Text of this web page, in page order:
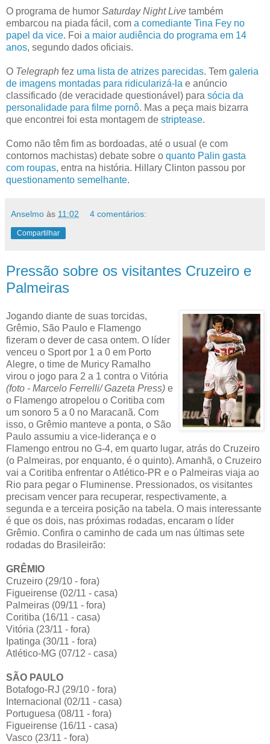
O programa de humor Saturday Night Live também
embarcou na piada fácil, com a comediante Tina Fey no
papel da vice. Foi a maior audiência do programa em 14
anos, segundo dados oficiais.
O Telegraph fez uma lista de atrizes parecidas. Tem galeria
de imagens montadas para ridicularizá-la e anúncio
classificado (de veracidade questionável) para sócia da
personalidade para filme pornô. Mas a peça mais bizarra
que encontrei foi esta montagem de striptease.
Como não têm fim as bordoadas, até o usual (e com
contornos machistas) debate sobre o quanto Palin gasta
com roupas, entra na história. Hillary Clinton passou por
questionamento semelhante.
Anselmo às 11:02 4 comentários:
Compartilhar
Pressão sobre os visitantes Cruzeiro e
Palmeiras
Jogando diante de suas torcidas,
Grêmio, São Paulo e Flamengo
fizeram o dever de casa ontem. O líder
venceu o Sport por 1 a 0 em Porto
Alegre, o time de Muricy Ramalho
virou o jogo para 2 a 1 contra o Vitória
(foto - Marcelo Ferrelli/ Gazeta Press) e
o Flamengo atropelou o Coritiba com
um sonoro 5 a 0 no Maracanã. Com
isso, o Grêmio manteve a ponta, o São
Paulo assumiu a vice-liderança e o
Flamengo entrou no G-4, em quarto lugar, atrás do Cruzeiro
(o Palmeiras, por enquanto, é o quinto). Amanhã, o Cruzeiro
vai a Coritiba enfrentar o Atlético-PR e o Palmeiras viaja ao
Rio para pegar o Fluminense. Pressionados, os visitantes
precisam vencer para recuperar, respectivamente, a
segunda e a terceira posição na tabela. O mais interessante
é que os dois, nas próximas rodadas, encaram o líder
Grêmio. Confira o caminho de cada um nas últimas sete
rodadas do Brasileirão:
GRÊMIO
Cruzeiro (29/10 - fora)
Figueirense (02/11 - casa)
Palmeiras (09/11 - fora)
Coritiba (16/11 - casa)
Vitória (23/11 - fora)
Ipatinga (30/11 - fora)
Atlético-MG (07/12 - casa)
SÃO PAULO
Botafogo-RJ (29/10 - fora)
Internacional (02/11 - casa)
Portuguesa (08/11 - fora)
Figueirense (16/11 - casa)
Vasco (23/11 - fora)